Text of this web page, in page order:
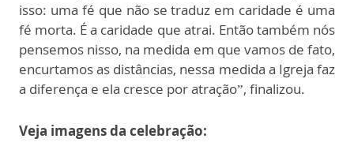
isso: uma fé que não se traduz em caridade é uma
fé morta. É a caridade que atrai. Então também nós
pensemos nisso, na medida em que vamos de fato,
encurtamos as distâncias, nessa medida a Igreja faz
a diferença e ela cresce por atração”, finalizou.
Veja imagens da celebração: